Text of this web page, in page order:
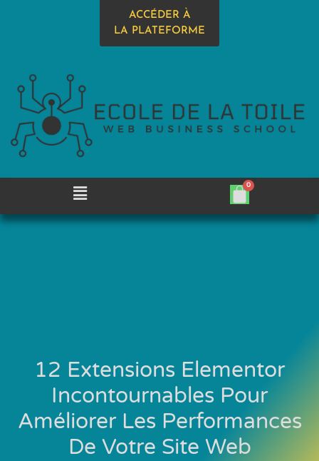
ACCÉDER À
LA PLATEFORME
12 Extensions Elementor
Incontournables Pour
Améliorer Les Performances
De Votre Site Web